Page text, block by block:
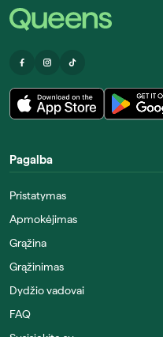
Pagalba
Pristatymas
Apmokėjimas
Grąžina
Grąžinimas
Dydžio vadovai
FAQ